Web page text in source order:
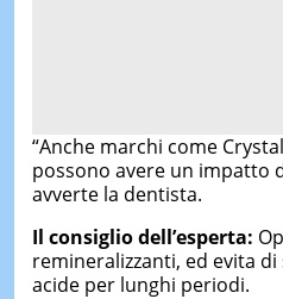
“Anche marchi come
possono avere un impatto
avverte la dentista.
Il consiglio dell’esperta:
remineralizzanti, ed evita
acide per lunghi periodi.